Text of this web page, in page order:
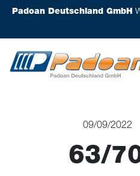
Padoan Deutschland GmbH
09/09/2022
63/